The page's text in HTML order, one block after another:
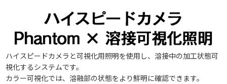
ハイスピードカメラと可視化用照明を使用し、溶接中の加工状態可
視化するシステムです。
カラー可視化では、溶融部の状態をより鮮明に確認できます。